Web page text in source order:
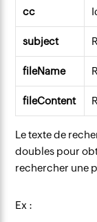
cc
subject
fileName
fileContent
Le texte de
doubles pour
rechercher une
Ex :